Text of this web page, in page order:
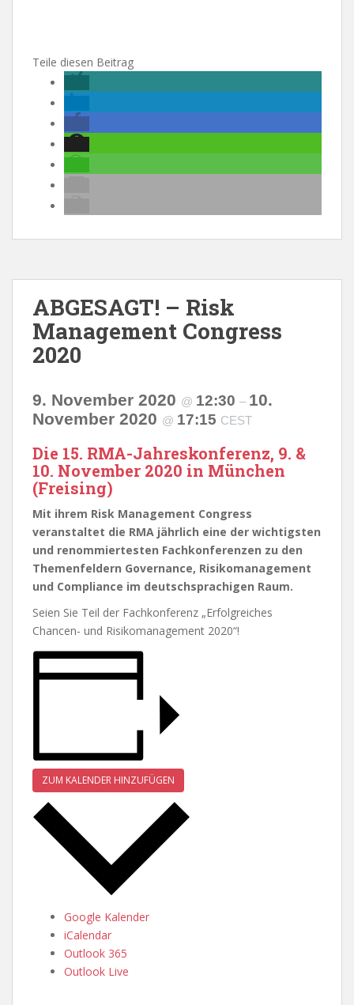
Teile diesen Beitrag
ABGESAGT! – Risk
Management Congress
2020
9. November 2020 @ 12:30 – 10.
November 2020 @ 17:15 CEST
Die 15. RMA-Jahreskonferenz, 9. &
10. November 2020 in München
(Freising)
Mit ihrem Risk Management Congress
veranstaltet die RMA jährlich eine der wichtigsten
und renommiertesten Fachkonferenzen zu den
Themenfeldern Governance, Risikomanagement
und Compliance im deutschsprachigen Raum.
Seien Sie Teil der Fachkonferenz „Erfolgreiches
Chancen- und Risikomanagement 2020“!
ZUM KALENDER HINZUFÜGEN
Google Kalender
iCalendar
Outlook 365
Outlook Live